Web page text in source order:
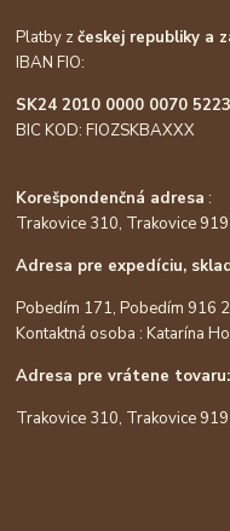
Platby zčeskej republiky a
IBAN FIO:
SK24 2010 0000 0070
BIC KOD: FIOZSKBAXXX
Korešpondenčná adresa :
Trakovice 310, Trakovice
Adresa pre expedíciu,
Pobedím 171, Pobedím 916
Kontaktná osoba : Katarína
Adresa pre vrátene tovaru:
Trakovice 310, Trakovice